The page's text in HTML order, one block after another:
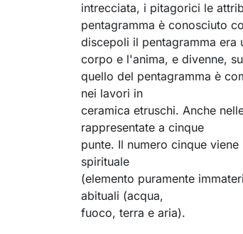
intrecciata, i pitagorici le
pentagramma è conosciuto
discepoli il pentagramma era
corpo e l'anima, e divenne,
quello del pentagramma è
nei lavori in
ceramica etruschi. Anche
rappresentate a cinque
punte. Il numero cinque
spirituale
(elemento puramente
abituali (acqua,
fuoco, terra e aria).